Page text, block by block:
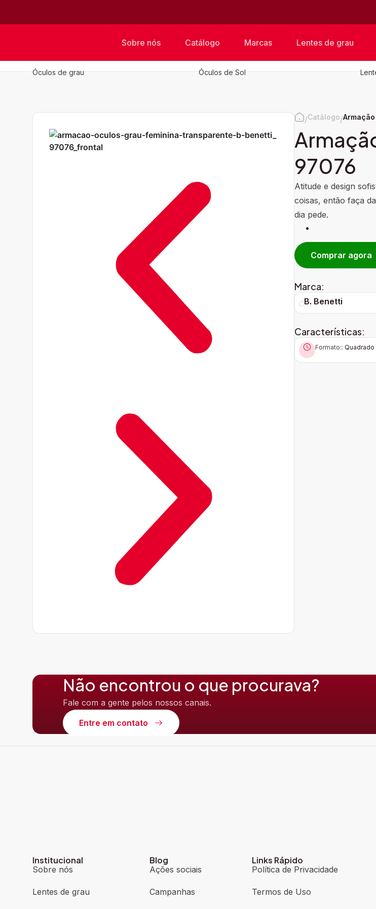
Sobre nós Catálogo Marcas Lentes de grau
Óculos de grau Óculos de Sol
/Catálogo/
97076
Atitude e design
coisas, então faça
dia pede.
Comprar agora
Marca:
B. Benetti
Características:
Formato::Quadrado
Não encontrou o que procurava?
Fale com a gente pelos nossos canais.
Entre em contato
Institucional
Sobre nós
Lentes de grau
Blog
Ações sociais
Campanhas
Links Rápido
Política de Privacidade
Termos de Uso